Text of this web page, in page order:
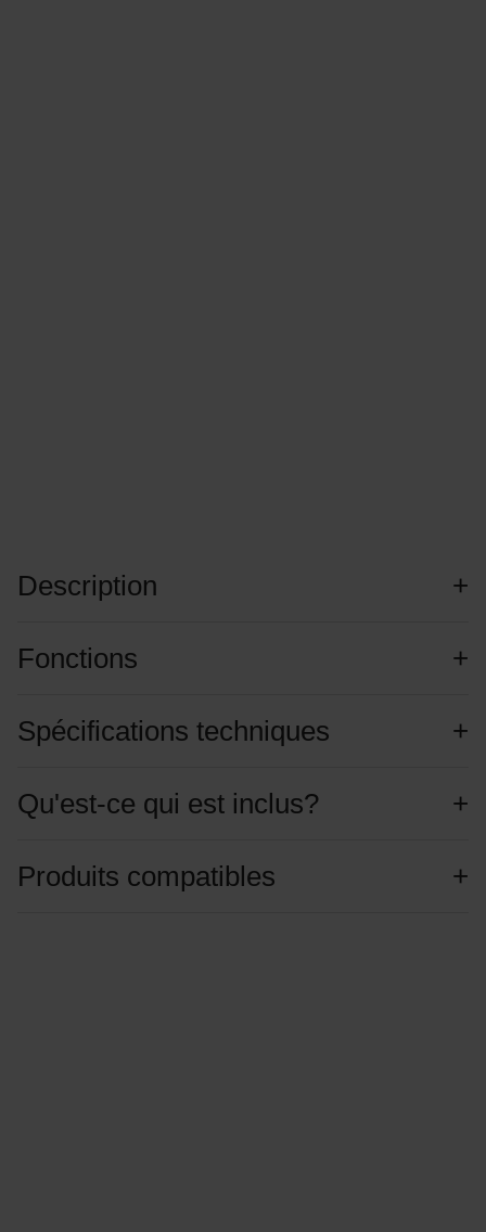
Description
Fonctions
Spécifications techniques
Qu'est-ce qui est inclus?
Produits compatibles